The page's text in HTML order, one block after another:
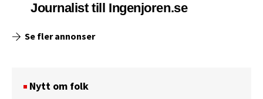
Journalist till Ingenjoren.se
Se fler annonser
Nytt om folk